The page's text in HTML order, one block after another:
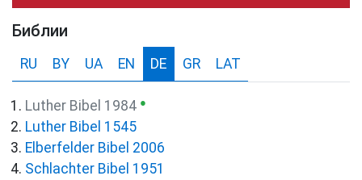
Библии
RU BY UA EN DE GR LAT
Luther Bibel 1984 ●
Luther Bibel 1545
Elberfelder Bibel 2006
Schlachter Bibel 1951